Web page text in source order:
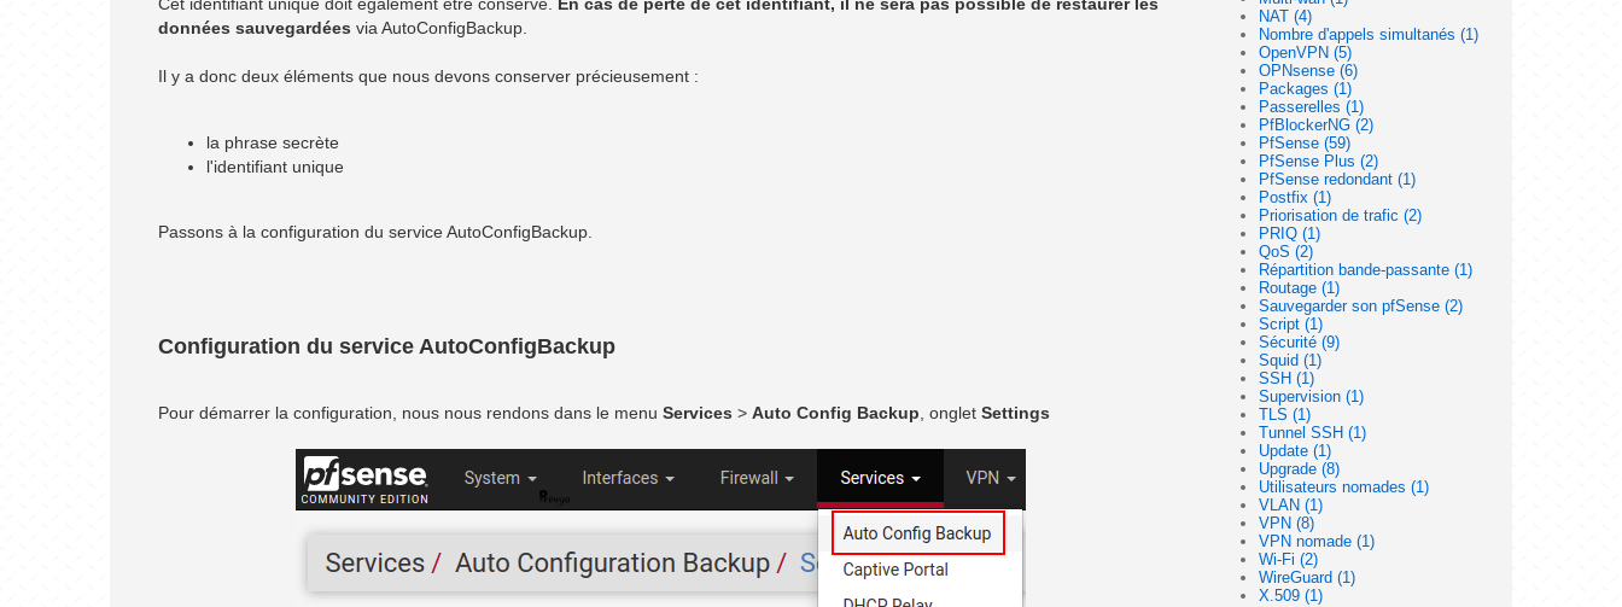
NAT (4)
Nombre d'appels simultanés (1)
OpenVPN (5)
OPNsense (6)
Packages (1)
Passerelles (1)
PfBlockerNG (2)
PfSense (59)
PfSense Plus (2)
PfSense redondant (1)
Postfix (1)
Priorisation de trafic (2)
PRIQ (1)
QoS (2)
Répartition bande-passante (1)
Routage (1)
Sauvegarder son pfSense (2)
Script (1)
Sécurité (9)
Squid (1)
SSH (1)
Supervision (1)
TLS (1)
Tunnel SSH (1)
Update (1)
Upgrade (8)
Utilisateurs nomades (1)
VLAN (1)
VPN (8)
VPN nomade (1)
Wi-Fi (2)
WireGuard (1)
X.509 (1)
Cet identifiant unique doit également être conservé. En cas de perte de cet identifiant, il ne sera pas possible de restaurer les
données sauvegardées via AutoConfigBackup.
Il y a donc deux éléments que nous devons conserver précieusement :
la phrase secrète
l'identifiant unique
Passons à la configuration du service AutoConfigBackup.
Configuration du service AutoConfigBackup
Pour démarrer la configuration, nous nous rendons dans le menu Services > Auto Config Backup , onglet Settings